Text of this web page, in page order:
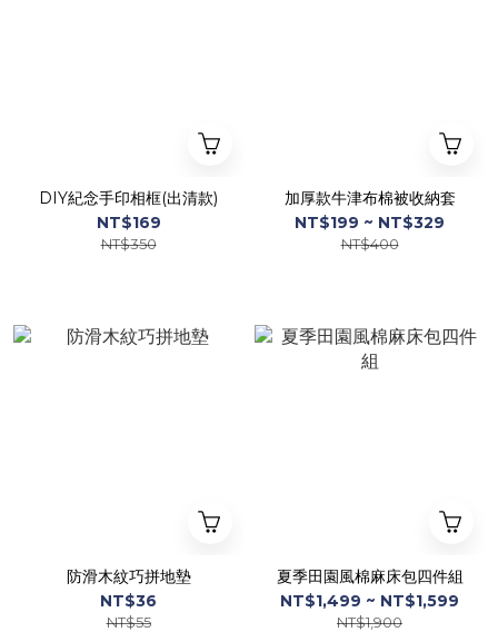
DIY紀念手印相框(出清款)
NT$169
NT$350
加厚款牛津布棉被收納套
NT$199 ~ NT$329
NT$400
防滑木紋巧拼地墊
NT$36
NT$55
夏季田園風棉麻床包四件組
NT$1,499 ~ NT$1,599
NT$1,900